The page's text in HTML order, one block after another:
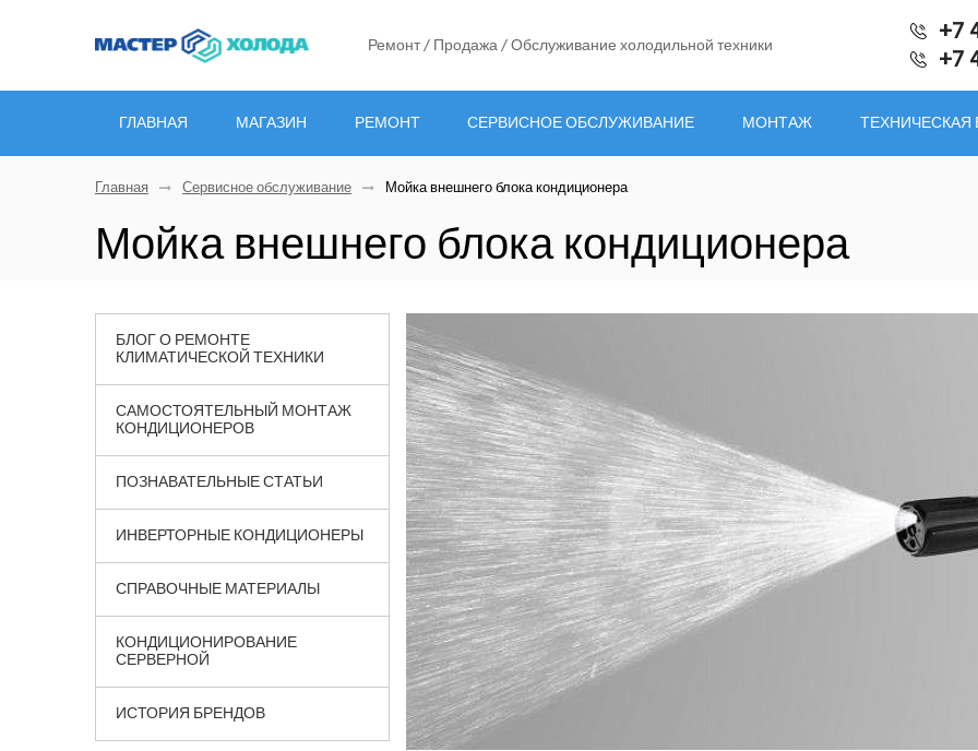
Ремонт / Продажа / Обслуживание холодильной техники +7
+7
ГЛАВНАЯ МАГАЗИН РЕМОНТ СЕРВИСНОЕ ОБСЛУЖИВАНИЕ МОНТАЖ ТЕХНИЧЕСКАЯ
Главная Сервисное обслуживание Мойка внешнего блока кондиционера
Мойка внешнего блока кондиционера
БЛОГ О РЕМОНТЕ
КЛИМАТИЧЕСКОЙ ТЕХНИКИ
САМОСТОЯТЕЛЬНЫЙ МОНТАЖ
КОНДИЦИОНЕРОВ
ПОЗНАВАТЕЛЬНЫЕ СТАТЬИ
ИНВЕРТОРНЫЕ КОНДИЦИОНЕРЫ
СПРАВОЧНЫЕ МАТЕРИАЛЫ
КОНДИЦИОНИРОВАНИЕ
СЕРВЕРНОЙ
ИСТОРИЯ БРЕНДОВ